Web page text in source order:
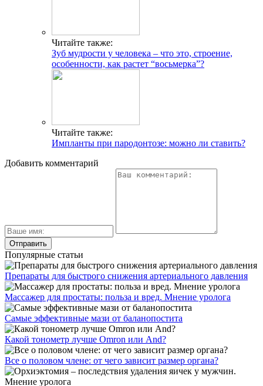
Читайте также:
Зуб мудрости у человека – что это, строение,
особенности, как растет “восьмерка”?
Читайте также:
Импланты при пародонтозе: можно ли ставить?
Добавить комментарий
Популярные статьи
Препараты для быстрого снижения артериального давления
Массажер для простаты: польза и вред. Мнение уролога
Самые эффективные мази от баланопостита
Какой тонометр лучше Omron или And?
Все о половом члене: от чего зависит размер органа?